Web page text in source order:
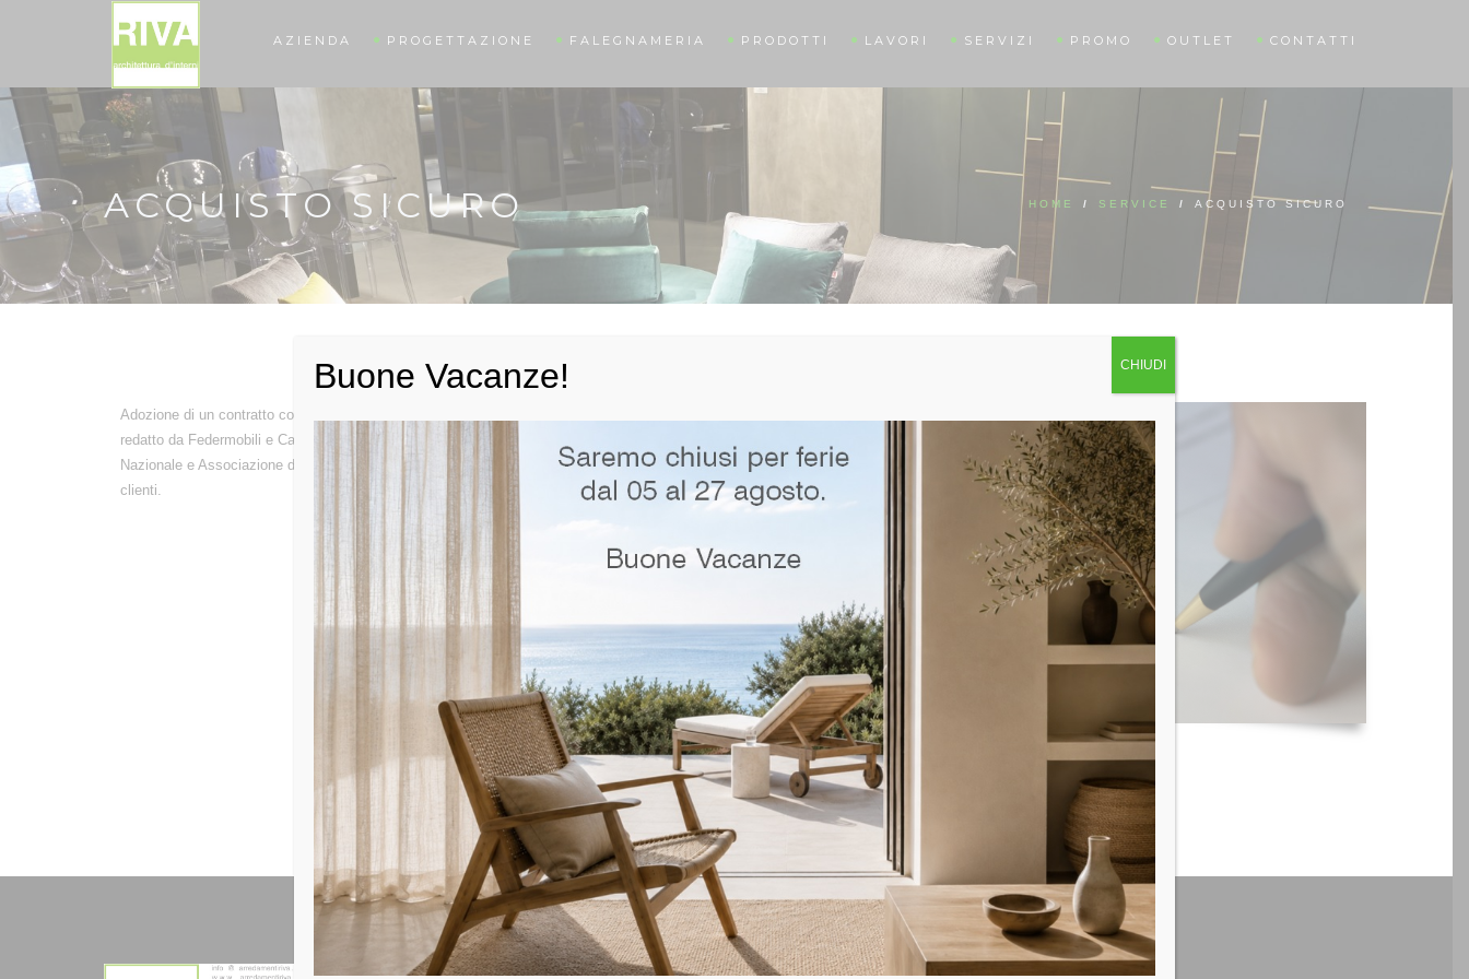
AZIENDA PROGETTAZIONE FALEGNAMERIA PRODOTTI LAVORI SERVIZI PROMO OUTLET CONTATTI
ACQUISTO SICURO HOME / SERVICE / ACQUISTO SICURO
Adozione di un contratto conforme al Contratto Tipo per la vendita di mobili e arredamento,
redatto da Federmobili e Camera di Commercio di Milano, con la collaborazione di Unioncamere
Nazionale e Associazione dei Consumatori, che garantisce equità e certezza nei confronti dei
clienti.
Buone Vacanze! CHIUDI